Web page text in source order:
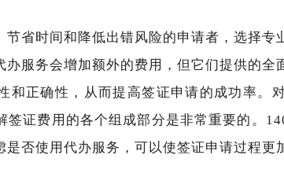
省时间和降低出错风险的申请者，选择专
服务会增加额外的费用，但它们提供的全
和正确性，从而提高签证申请的成功率。
签证费用的各个组成部分是非常重要的。
否使用代办服务，可以使签证申请过程更